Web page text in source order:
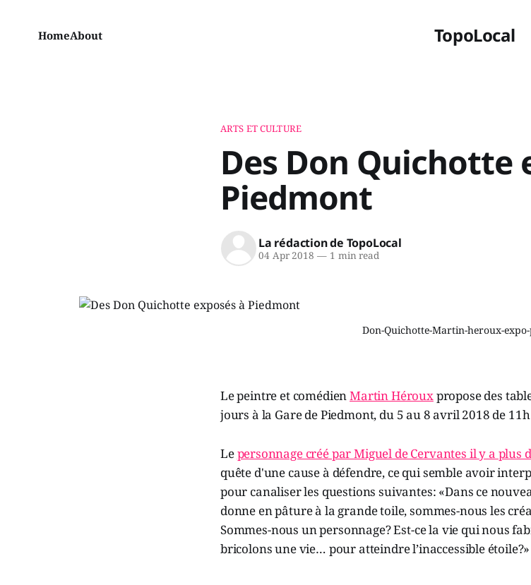
TopoLocal
HomeAbout
ARTS ET CULTURE
Des Don Quichotte
Piedmont
La rédaction de TopoLocal
04 Apr 2018 —1 min read
Don-Quichotte-Martin-heroux-
Le peintre et comédienMartin Hérouxpropose des
jours à la Gare de Piedmont, du 5 au 8 avril 2018 de
Lepersonnage créé par Miguel de Cervantes il y a plus
quête d'une cause à défendre, ce qui semble avoir
pour canaliser les questions suivantes: «Dans ce
donne en pâture à la grande toile, sommes-nous les
Sommes-nous un personnage? Est-ce la vie qui nous
bricolons une vie… pour atteindre l’inaccessible étoile?»